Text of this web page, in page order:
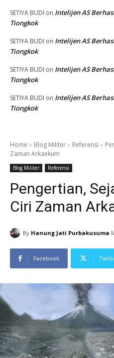
SETIYA BUDI on Intelijen AS
Tiongkok
SETIYA BUDI on Intelijen AS
Tiongkok
SETIYA BUDI on Intelijen AS
Tiongkok
SETIYA BUDI on Intelijen AS
Tiongkok